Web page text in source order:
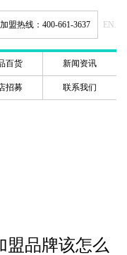
加盟热线：400-661-3637 EN.
百货 新闻资讯
招募 联系我们
盟品牌该怎么